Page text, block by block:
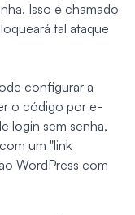
Isso é chamado
tal ataque
configurar a
o código por e-
login sem senha,
um "link
WordPress com